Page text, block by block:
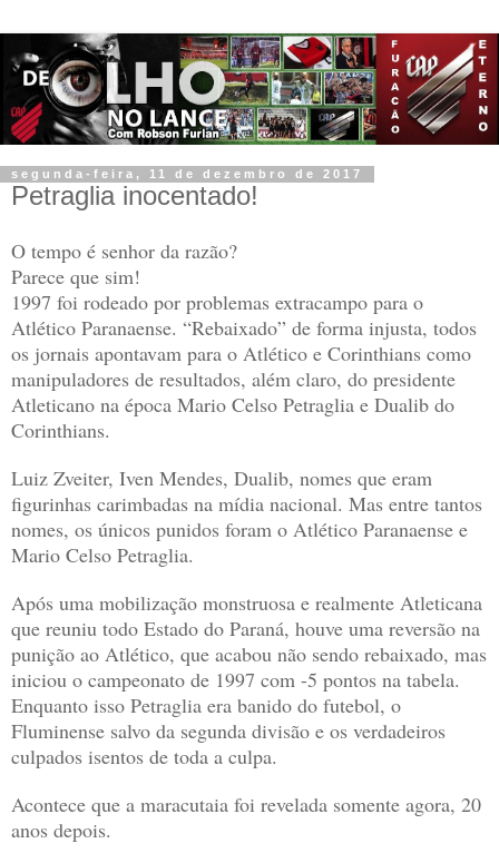
segunda-feira, 11 de dezembro de 2017
Petraglia inocentado!
O tempo é senhor da razão?
Parece que sim!
1997 foi rodeado por problemas extracampo para o
Atlético Paranaense. “Rebaixado” de forma injusta, todos
os jornais apontavam para o Atlético e Corinthians como
manipuladores de resultados, além claro, do presidente
Atleticano na época Mario Celso Petraglia e Dualib do
Corinthians.
Luiz Zveiter, Iven Mendes, Dualib, nomes que eram
figurinhas carimbadas na mídia nacional. Mas entre tantos
nomes, os únicos punidos foram o Atlético Paranaense e
Mario Celso Petraglia.
Após uma mobilização monstruosa e realmente Atleticana
que reuniu todo Estado do Paraná, houve uma reversão na
punição ao Atlético, que acabou não sendo rebaixado, mas
iniciou o campeonato de 1997 com -5 pontos na tabela.
Enquanto isso Petraglia era banido do futebol, o
Fluminense salvo da segunda divisão e os verdadeiros
culpados isentos de toda a culpa.
Acontece que a maracutaia foi revelada somente agora, 20
anos depois.